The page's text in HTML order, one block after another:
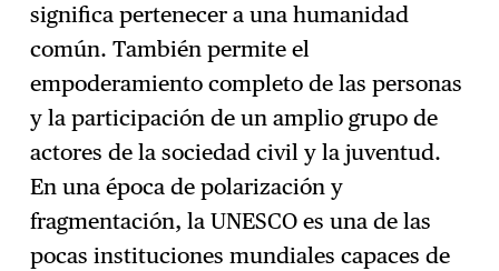
significa pertenecer a una humanidad
común. También permite el
empoderamiento completo de las personas
y la participación de un amplio grupo de
actores de la sociedad civil y la juventud.
En una época de polarización y
fragmentación, la UNESCO es una de las
pocas instituciones mundiales capaces de